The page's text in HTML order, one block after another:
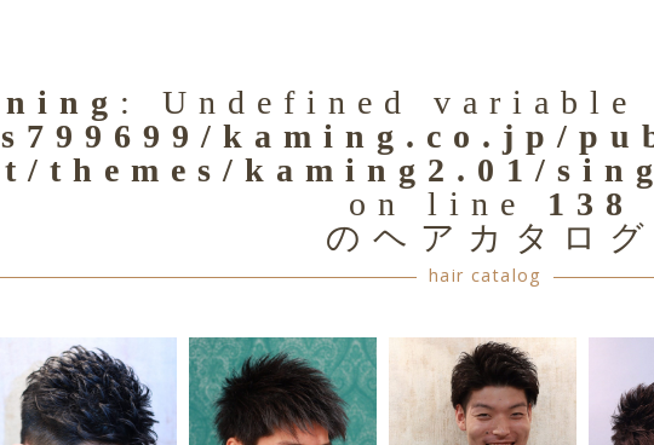
: Undefined
kaming.co.jp/
themes/kaming2.01/
on line 138
のヘアカタロ
hair catalog